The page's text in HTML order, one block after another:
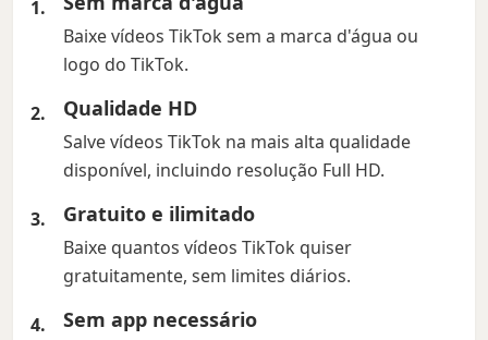
Baixe vídeos TikTok sem a marca d'água ou
logo do TikTok.
Qualidade HD
Salve vídeos TikTok na mais alta qualidade
disponível, incluindo resolução Full HD.
Gratuito e ilimitado
Baixe quantos vídeos TikTok quiser
gratuitamente, sem limites diários.
Sem app necessário